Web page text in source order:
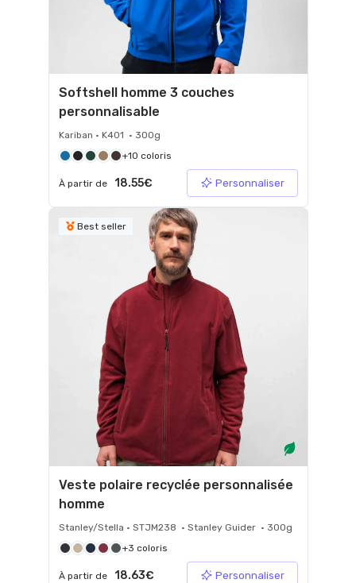
Softshell homme 3 couches
personnalisable
Kariban • K401 • 300g
+10 coloris
À partir de 18.55€ Personnaliser
Best seller
Veste polaire recyclée personnalisée
homme
Stanley/Stella • STJM238 • Stanley Guider • 300g
+3 coloris
À partir de 18.63€ Personnaliser